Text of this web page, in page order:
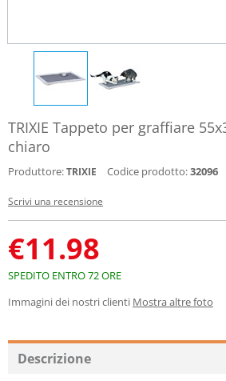
TRIXIE Tappeto per graffiare
chiaro
Produttore:TRIXIE Codice prodotto:32096
Scrivi una recensione
€11.98
SPEDITO ENTRO 72 ORE
Immagini dei nostri clienti Mostra altre foto
Descrizione